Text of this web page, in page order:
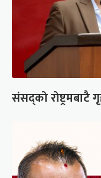
संसद्को रोष्ट्रमबाटै